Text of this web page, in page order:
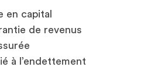
en capital
de revenus
à l’endettement